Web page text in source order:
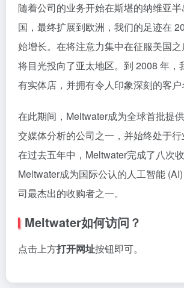
随着公司的业务开始在斯堪的纳维亚
国，最终扩展到欧洲，我们的足迹在
始增长。在将注意力集中在征服美国
将目光投向了亚太地区。到 2008 年，
有实体店，并拥有令人印象深刻的客户
在此期间，Meltwater成为全球首批提
交媒体分析的公司之一，并始终处于行
在过去五年中，Meltwater完成了八次
Meltwater成为国际公认的人工智能
司最杰出的收购者之一。
Meltwater如何访问？
点击上方打开网址按钮即可。